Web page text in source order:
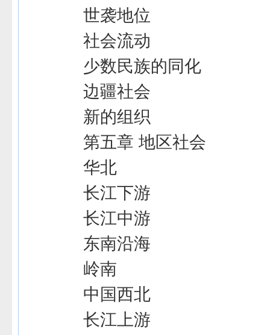
世袭地位
社会流动
少数民族的同化
边疆社会
新的组织
第五章 地区社会
华北
长江下游
长江中游
东南沿海
岭南
中国西北
长江上游